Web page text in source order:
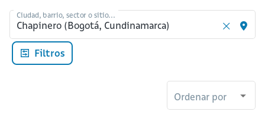
Ciudad, barrio, sector o sitio...
Filtros
Ordenar por